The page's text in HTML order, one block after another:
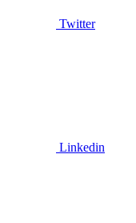
Twitter
Linkedin